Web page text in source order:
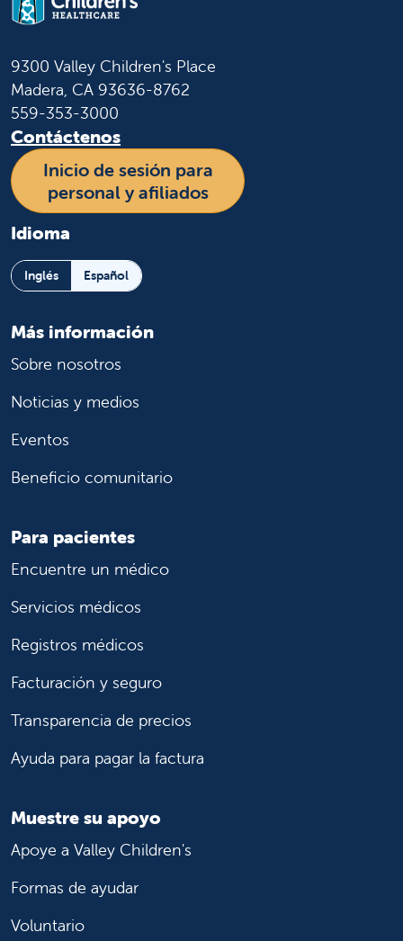
9300 Valley Children's Place
Madera, CA 93636-8762
559-353-3000
Contáctenos
Inicio de sesión para
personal y afiliados
Idioma
Inglés Español
Más información
Sobre nosotros
Noticias y medios
Eventos
Beneficio comunitario
Para pacientes
Encuentre un médico
Servicios médicos
Registros médicos
Facturación y seguro
Transparencia de precios
Ayuda para pagar la factura
Muestre su apoyo
Apoye a Valley Children's
Formas de ayudar
Voluntario